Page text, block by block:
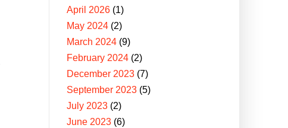
April 2026 (1)
May 2024 (2)
March 2024 (9)
February 2024 (2)
December 2023 (7)
September 2023 (5)
July 2023 (2)
June 2023 (6)